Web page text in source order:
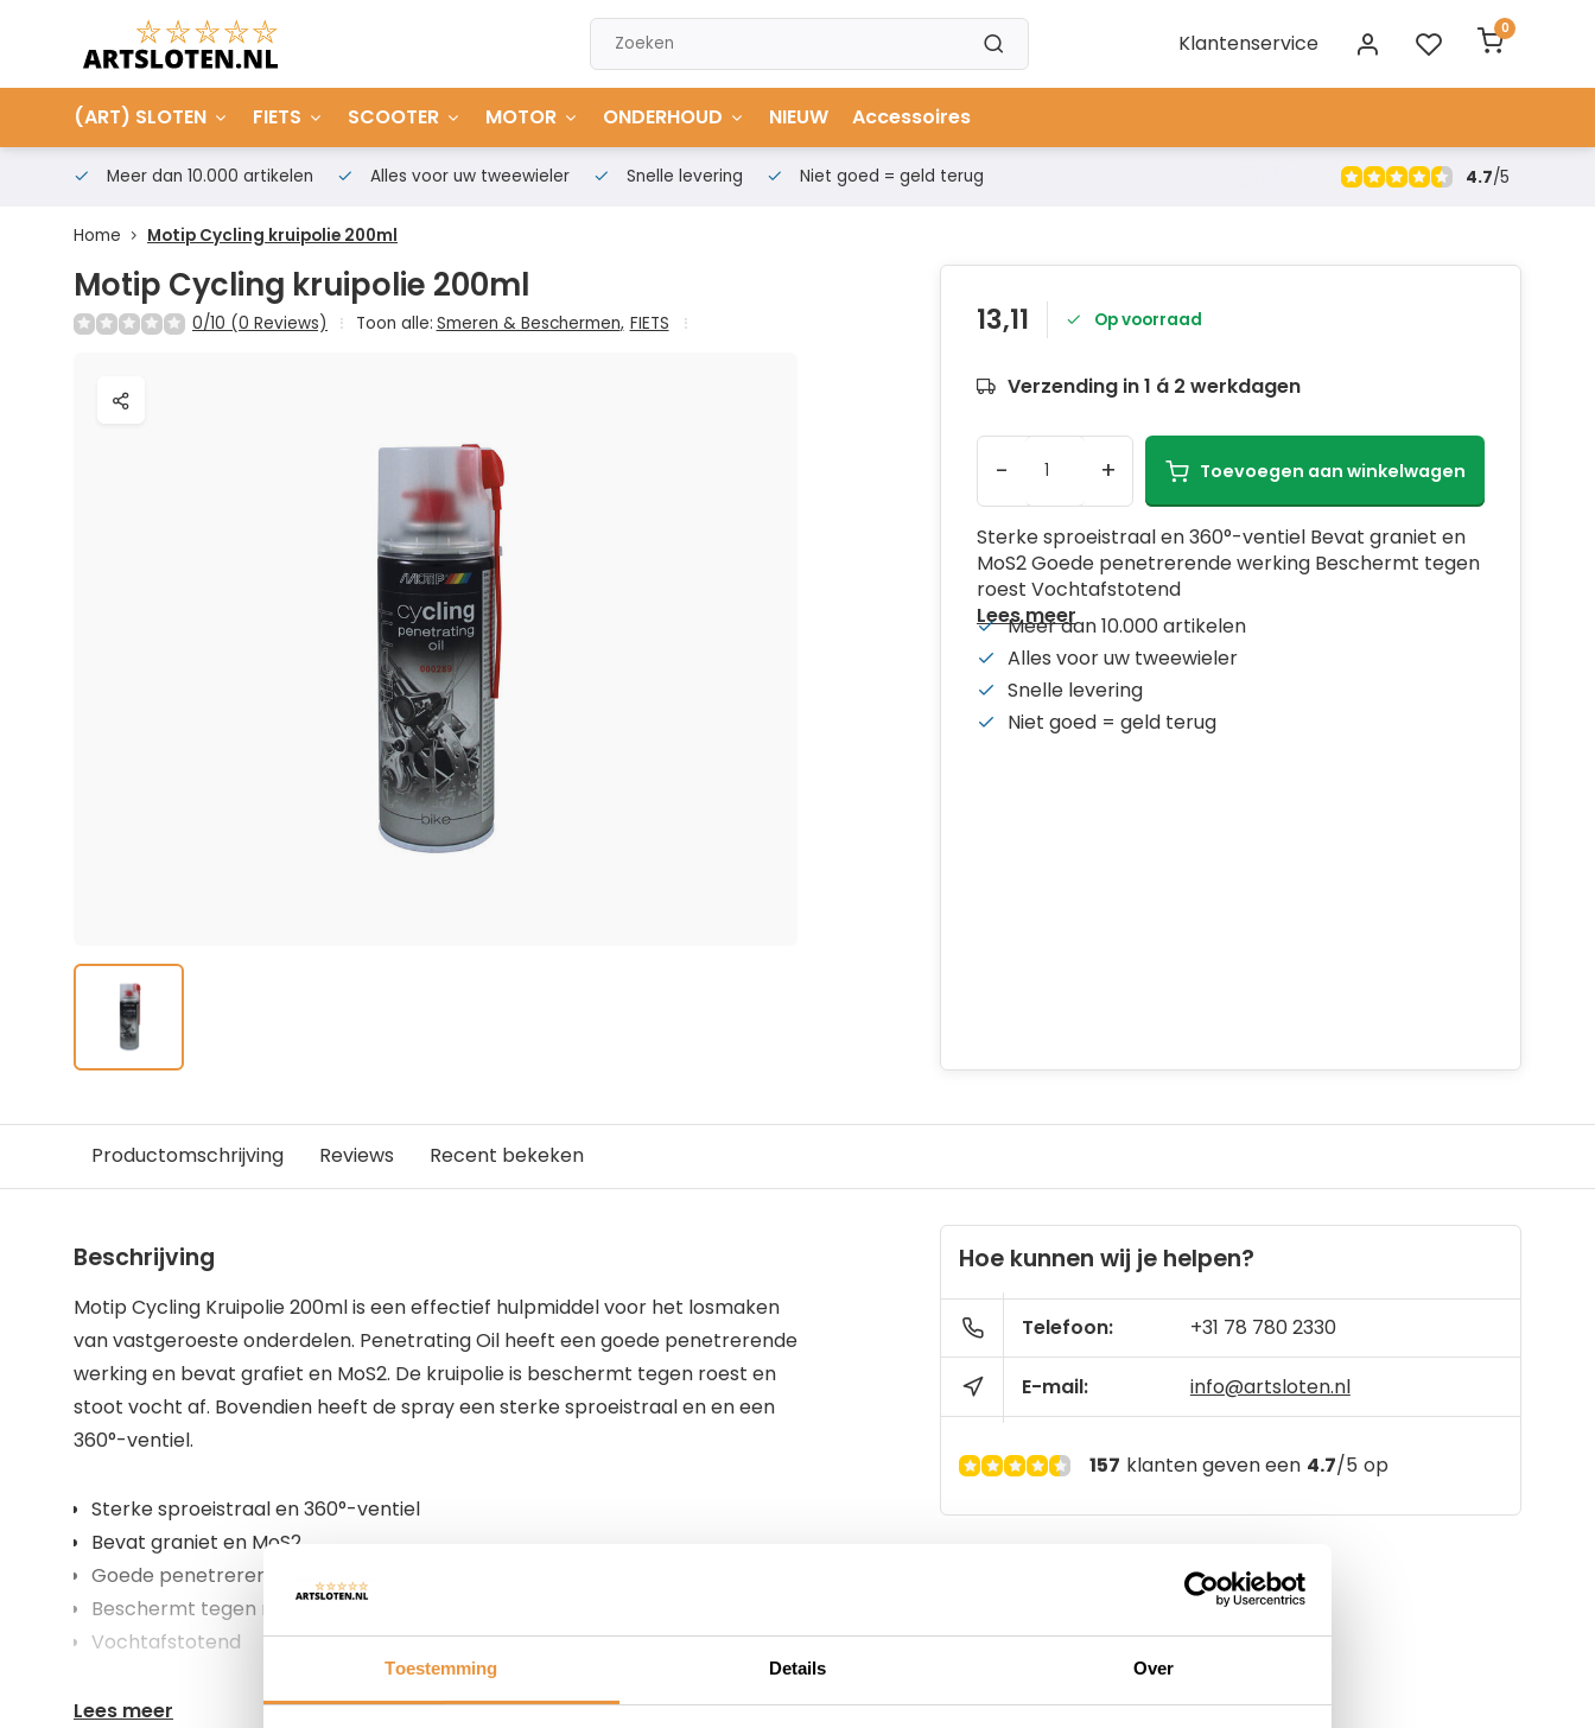
Toestemming Details Over
Klantenservice
0
(ART) SLOTEN FIETS SCOOTER MOTOR ONDERHOUD NIEUW Accessoires
Meer dan 10.000 artikelen Alles voor uw tweewieler Snelle levering Niet goed = geld terug 4.7/5
Home Motip Cycling kruipolie 200ml
Motip Cycling kruipolie 200ml
0/10 (0 Reviews) Toon alle: Smeren & Beschermen, FIETS 13,11 Op voorraad
Verzending in 1 á 2 werkdagen
- + Toevoegen aan winkelwagen
Sterke sproeistraal en 360°-ventiel Bevat graniet en
MoS2 Goede penetrerende werking Beschermt tegen
roest Vochtafstotend
Lees meer
Meer dan 10.000 artikelen
Alles voor uw tweewieler
Snelle levering
Niet goed = geld terug
Productomschrijving Reviews Recent bekeken
Beschrijving
Motip Cycling Kruipolie 200ml is een effectief hulpmiddel voor het losmaken
van vastgeroeste onderdelen. Penetrating Oil heeft een goede penetrerende
werking en bevat grafiet en MoS2. De kruipolie is beschermt tegen roest en
stoot vocht af. Bovendien heeft de spray een sterke sproeistraal en en een
360°-ventiel.
Sterke sproeistraal en 360°-ventiel
Bevat graniet en MoS2
Goede penetrerende werking
Beschermt tegen roest
Vochtafstotend
Lees meer
Hoe kunnen wij je helpen?
Telefoon: +31 78 780 2330
E-mail: info@artsloten.nl
157 klanten geven een 4.7/5 op